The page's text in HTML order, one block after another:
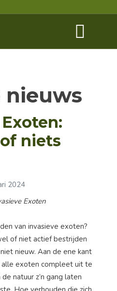
nieuws
niets
2024
Exoten
van invasieve exoten?
of niet actief bestrijden
nieuw. Aan de ene kant
exoten compleet uit te
natuur z’n gang laten